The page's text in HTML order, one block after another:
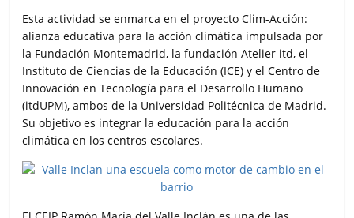
Esta actividad se enmarca en el proyecto Clim-Acción:
alianza educativa para la acción climática impulsada por
la Fundación Montemadrid, la fundación Atelier itd, el
Instituto de Ciencias de la Educación (ICE) y el Centro de
Innovación en Tecnología para el Desarrollo Humano
(itdUPM), ambos de la Universidad Politécnica de Madrid.
Su objetivo es integrar la educación para la acción
climática en los centros escolares.